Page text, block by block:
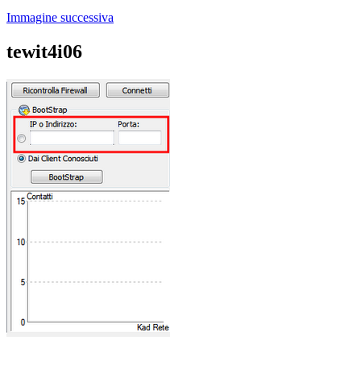
Immagine successiva
tewit4i06